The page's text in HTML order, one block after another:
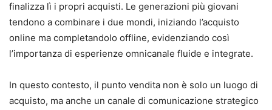
finalizza lì i propri acquisti. Le generazioni più giovani
tendono a combinare i due mondi, iniziando l’acquisto
online ma completandolo offline, evidenziando così
l’importanza di esperienze omnicanale fluide e integrate.
In questo contesto, il punto vendita non è solo un luogo di
acquisto, ma anche un canale di comunicazione strategico